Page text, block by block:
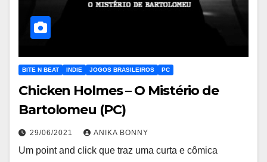
BITE N BEAT INDIE JOGOS BRASILEIROS PC
Chicken Holmes – O Mistério de
Bartolomeu (PC)
29/06/2021 ANIKA BONNY
Um point and click que traz uma curta e cômica